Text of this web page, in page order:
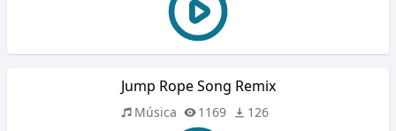
Jump Rope Song Remix
Música 1169 126